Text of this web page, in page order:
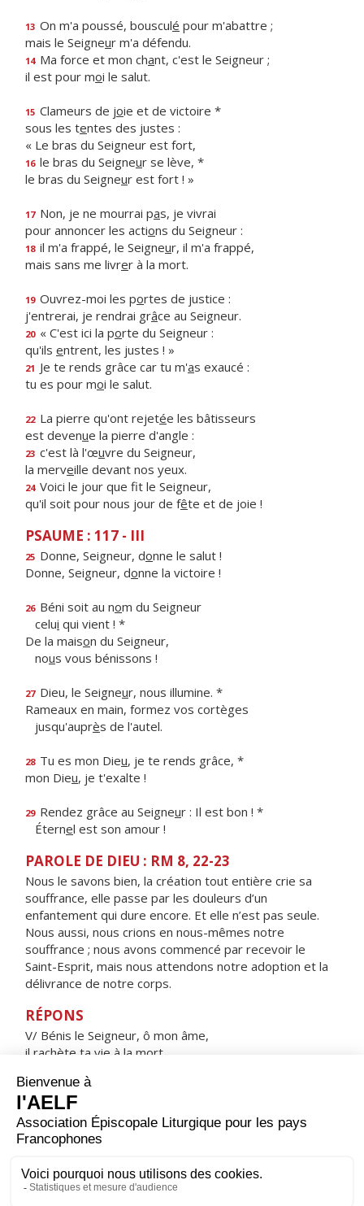
13 On m'a poussé, bousculé pour m'abattre ;
mais le Seigneur m'a défendu.
14 Ma force et mon chant, c'est le Seigneur ;
il est pour moi le salut.
15 Clameurs de joie et de victoire *
sous les tentes des justes :
« Le bras du Seigneur est fort,
16 le bras du Seigneur se lève, *
le bras du Seigneur est fort ! »
17 Non, je ne mourrai pas, je vivrai
pour annoncer les actions du Seigneur :
18 il m'a frappé, le Seigneur, il m'a frappé,
mais sans me livrer à la mort.
19 Ouvrez-moi les portes de justice :
j'entrerai, je rendrai grâce au Seigneur.
20 « C'est ici la porte du Seigneur :
qu'ils entrent, les justes ! »
21 Je te rends grâce car tu m'as exaucé :
tu es pour moi le salut.
22 La pierre qu'ont rejetée les bâtisseurs
est devenue la pierre d'angle :
23 c'est là l'œuvre du Seigneur,
la merveille devant nos yeux.
24 Voici le jour que ft le Seigneur,
qu'il soit pour nous jour de fête et de joie !
PSAUME : 117 - III
25 Donne, Seigneur, donne le salut !
Donne, Seigneur, donne la victoire !
26 Béni soit au nom du Seigneur
celui qui vient ! *
De la maison du Seigneur,
nous vous bénissons !
27 Dieu, le Seigneur, nous illumine. *
Rameaux en main, formez vos cortèges
jusqu'auprès de l'autel.
28 Tu es mon Dieu, je te rends grâce, *
mon Dieu, je t'exalte !
29 Rendez grâce au Seigneur : Il est bon ! *
Éternel est son amour !
PAROLE DE DIEU : RM 8, 22-23
Nous le savons bien, la création tout entière crie sa
souffrance, elle passe par les douleurs d’un
enfantement qui dure encore. Et elle n’est pas seule.
Nous aussi, nous crions en nous-mêmes notre
souffrance ; nous avons commencé par recevoir le
Saint-Esprit, mais nous attendons notre adoption et la
délivrance de notre corps.
RÉPONS
V/ Bénis le Seigneur, ô mon âme,
il rachète ta vie à la mort.
ORAISON
Dans ton amour inépuisable, Dieu éternel et tout-
puissant, tu combles ceux qui t'implorent, bien au-delà
de leurs mérites et de leurs désirs ; répands sur nous
l'inquiète et en donnant plus que nous n'osons
demander.